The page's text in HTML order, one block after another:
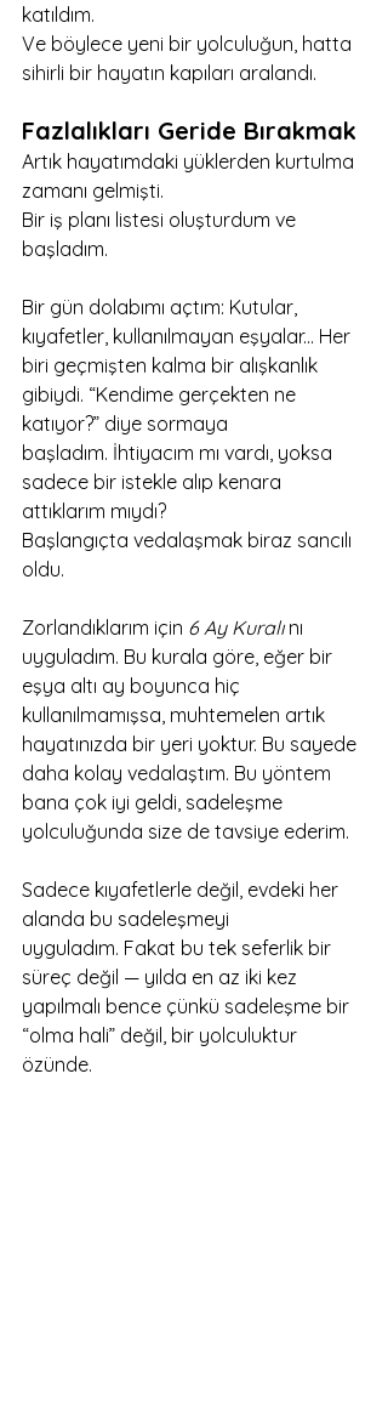
katıldım.
Ve böylece yeni bir yolculuğun, hatta
sihirli bir hayatın kapıları aralandı.
Fazlalıkları Geride Bırakmak
Artık hayatımdaki yüklerden kurtulma
zamanı gelmişti.
Bir iş planı listesi oluşturdum ve
başladım.
Bir gün dolabımı açtım: Kutular,
kıyafetler, kullanılmayan eşyalar... Her
biri geçmişten kalma bir alışkanlık
gibiydi. “Kendime gerçekten ne
katıyor?” diye sormaya
başladım. İhtiyacım mı vardı, yoksa
sadece bir istekle alıp kenara
attıklarım mıydı?
Başlangıçta vedalaşmak biraz sancılı
oldu.
Zorlandıklarım için 6 Ay Kuralı nı
uyguladım. Bu kurala göre, eğer bir
eşya altı ay boyunca hiç
kullanılmamışsa, muhtemelen artık
hayatınızda bir yeri yoktur. Bu sayede
daha kolay vedalaştım. Bu yöntem
bana çok iyi geldi, sadeleşme
yolculuğunda size de tavsiye ederim.
Sadece kıyafetlerle değil, evdeki her
alanda bu sadeleşmeyi
uyguladım. Fakat bu tek seferlik bir
süreç değil — yılda en az iki kez
yapılmalı bence çünkü sadeleşme bir
“olma hali” değil, bir yolculuktur
özünde.